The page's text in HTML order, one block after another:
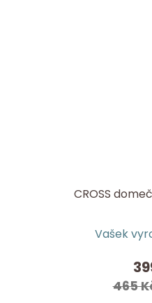
CROSS
Vašek
465